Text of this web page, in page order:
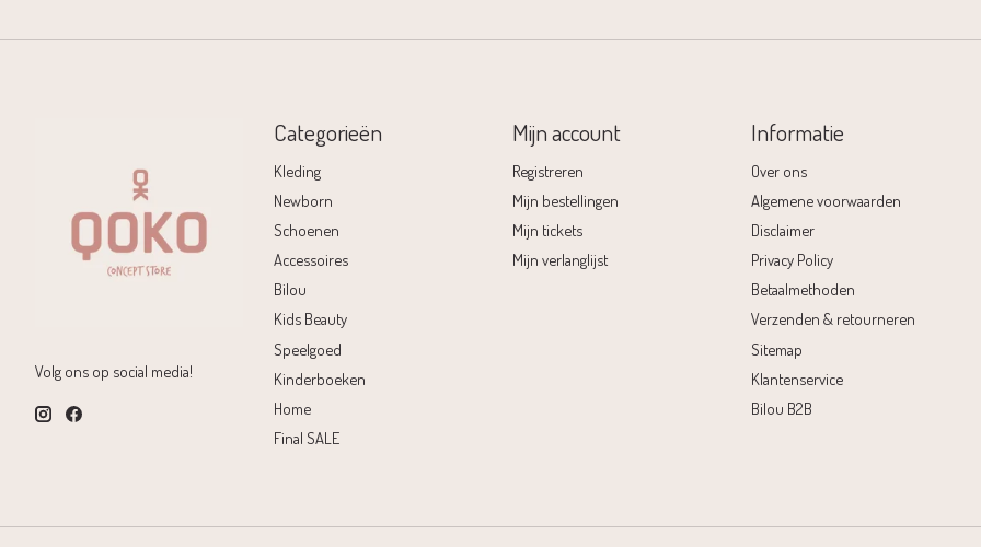
Volg ons op social media!
Categorieën
Kleding
Newborn
Schoenen
Accessoires
Bilou
Kids Beauty
Speelgoed
Kinderboeken
Home
Final SALE
Mijn account
Registreren
Mijn bestellingen
Mijn tickets
Mijn verlanglijst
Informatie
Over ons
Algemene voorwaarden
Disclaimer
Privacy Policy
Betaalmethoden
Verzenden & retourneren
Sitemap
Klantenservice
Bilou B2B